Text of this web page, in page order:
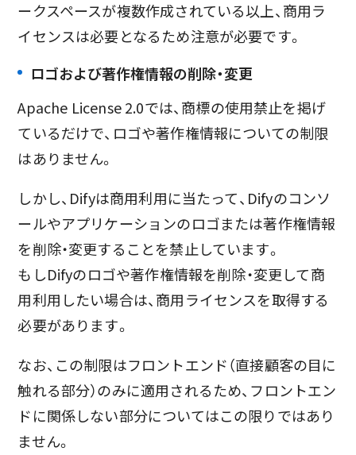
ークスペースが複数作成されている以上、商用ラ
イセンスは必要となるため注意が必要です。
ロゴおよび著作権情報の削除・変更
Apache License 2.0では、商標の使用禁止を掲げ
ているだけで、ロゴや著作権情報についての制限
はありません。
しかし、Difyは商用利用に当たって、Difyのコンソ
ールやアプリケーションのロゴまたは著作権情報
を削除・変更することを禁止しています。
もしDifyのロゴや著作権情報を削除・変更して商
用利用したい場合は、商用ライセンスを取得する
必要があります。
なお、この制限はフロントエンド（直接顧客の目に
触れる部分）のみに適用されるため、フロントエン
ドに関係しない部分についてはこの限りではあり
ません。